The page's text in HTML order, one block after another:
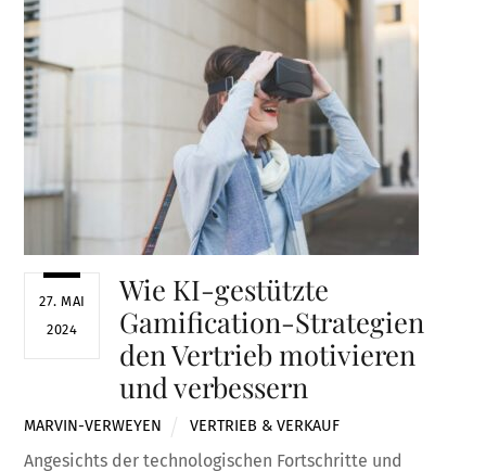
27. MAI
2024
Wie KI-gestützte
Gamification-Strategien
den Vertrieb motivieren
und verbessern
MARVIN-VERWEYEN VERTRIEB & VERKAUF
Angesichts der technologischen Fortschritte und